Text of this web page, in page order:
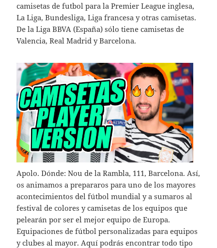
camisetas de futbol para la Premier League inglesa,
La Liga, Bundesliga, Liga francesa y otras camisetas.
De la Liga BBVA (España) sólo tiene camisetas de
Valencia, Real Madrid y Barcelona.
Apolo. Dónde: Nou de la Rambla, 111, Barcelona. Así,
os animamos a prepararos para uno de los mayores
acontecimientos del fútbol mundial y a sumaros al
festival de colores y camisetas de los equipos que
pelearán por ser el mejor equipo de Europa.
Equipaciones de fútbol personalizadas para equipos
y clubes al mayor. Aquí podrás encontrar todo tipo